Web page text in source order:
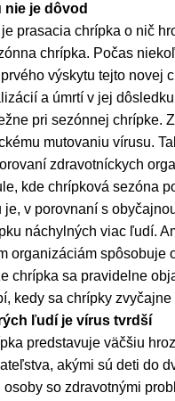
nie je dôvod
prasacia chrípka o nič
chrípka. Počas
výskytu tejto novej
a úmrtí v jej
pri sezónnej chrípke.
mutovaniu vírusu.
zdravotníckych
kde chrípková sezóna
je, v porovnaní s
náchylných viac ľudí.
organizáciám spôsobuje
chrípka sa pravidelne
kedy sa chrípky
ľudí je vírus tvrdší
predstavuje väčšiu
akými sú deti do
osoby so zdravotnými